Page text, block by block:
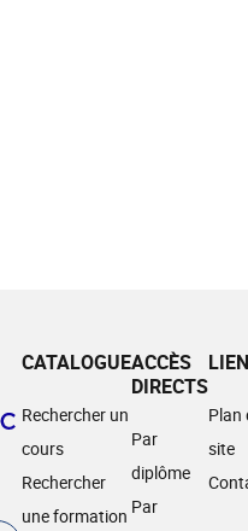
CATALOGUE
Rechercher un
cours
Rechercher
une formation
ACCÈS
DIRECTS
Par
diplôme
Par
Plan
site